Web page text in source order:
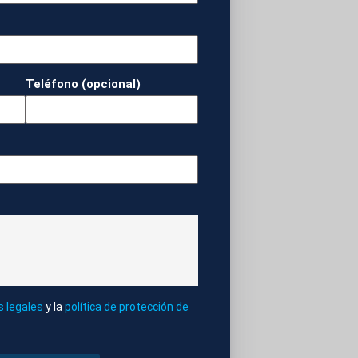
Teléfono (opcional)
legales y la política de protección de
incidente, lo que
del incendio